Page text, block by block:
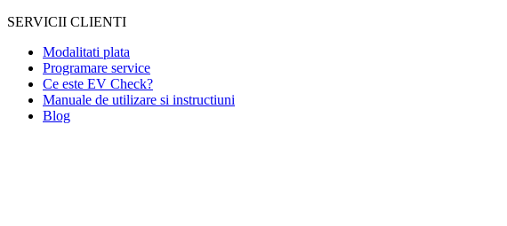
SERVICII CLIENTI
Modalitati plata
Programare service
Ce este EV Check?
Manuale de utilizare si instructiuni
Blog